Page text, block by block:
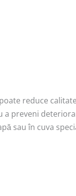
reduce
preveni
sau în cuva